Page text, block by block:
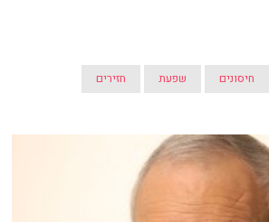
חיסונים שפעת חזירים